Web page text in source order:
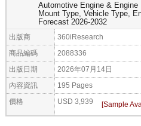
Automotive Engine &
Mount Type, Vehicle Type,
Forecast 2026-2032
出版商 360iResearch
商品編碼 2088336
出版日期 2026年07月14日
內容資訊 195 Pages
價格 USD 3,939